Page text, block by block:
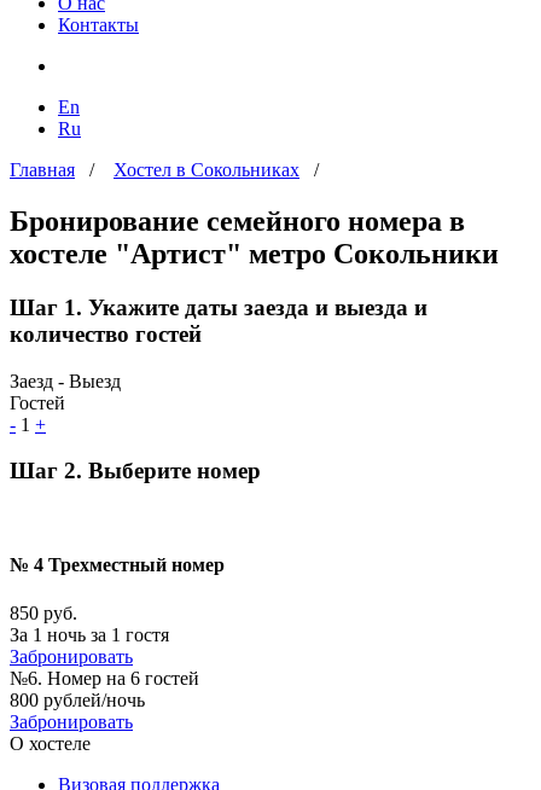
Контакты
En
Ru
Главная / Хостел в Сокольниках /
Бронирование семейного номера в
хостеле "Артист" метро Сокольники
Шаг 1. Укажите даты заезда и выезда и
количество гостей
Заезд - Выезд
Гостей
- 1 +
Шаг 2. Выберите номер
№ 4 Трехместный номер
850 руб.
За 1 ночь за 1 гостя
Забронировать
№6. Номер на 6 гостей
800 рублей/ночь
Забронировать
О хостеле
Визовая поддержка